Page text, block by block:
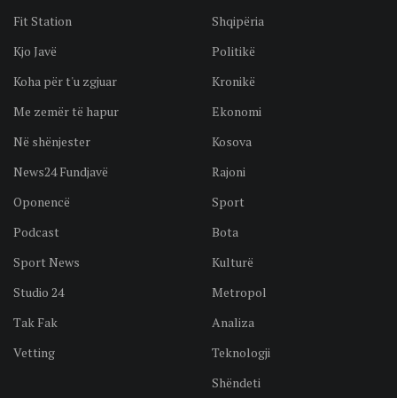
Fit Station
Kjo Javë
Koha për t'u zgjuar
Me zemër të hapur
Në shënjester
News24 Fundjavë
Oponencë
Podcast
Sport News
Studio 24
Tak Fak
Vetting
Shqipëria
Politikë
Kronikë
Ekonomi
Kosova
Rajoni
Sport
Bota
Kulturë
Metropol
Analiza
Teknologji
Shëndeti